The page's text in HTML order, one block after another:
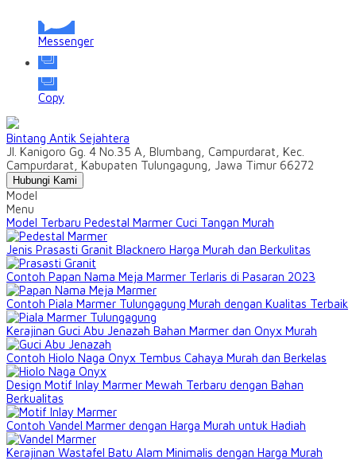
Messenger
Copy
Bintang Antik Sejahtera
Jl. Kanigoro Gg. 4 No.35 A, Blumbang, Campurdarat, Kec.
Campurdarat, Kabupaten Tulungagung, Jawa Timur 66272
Hubungi Kami
Model
Menu
Model Terbaru Pedestal Marmer Cuci Tangan Murah
Jenis Prasasti Granit Blacknero Harga Murah dan Berkulitas
Contoh Papan Nama Meja Marmer Terlaris di Pasaran 2023
Contoh Piala Marmer Tulungagung Murah dengan Kualitas Terbaik
Kerajinan Guci Abu Jenazah Bahan Marmer dan Onyx Murah
Contoh Hiolo Naga Onyx Tembus Cahaya Murah dan Berkelas
Design Motif Inlay Marmer Mewah Terbaru dengan Bahan
Berkualitas
Contoh Vandel Marmer dengan Harga Murah untuk Hadiah
Kerajinan Wastafel Batu Alam Minimalis dengan Harga Murah